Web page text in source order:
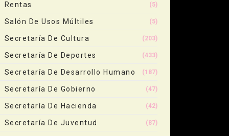
Rentas (5)
Salón De Usos Múltiles (5)
Secretaría De Cultura (203)
Secretaría De Deportes (433)
Secretaría De Desarrollo Humano (187)
Secretaría De Gobierno (47)
Secretaría De Hacienda (42)
Secretaría De Juventud (87)